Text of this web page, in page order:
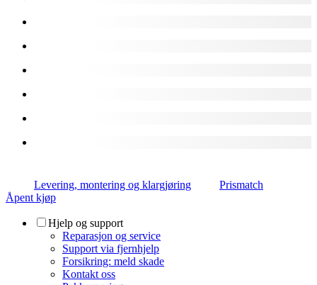
Levering, montering og klargjøring
Prismatch
Åpent kjøp
Hjelp og support
Reparasjon og service
Support via fjernhjelp
Forsikring: meld skade
Kontakt oss